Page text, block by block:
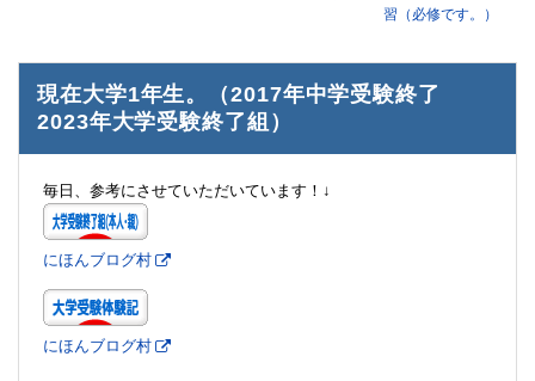
習（必修です。）
現在大学1年生。（2017年中学受験終了
2023年大学受験終了組）
毎日、参考にさせていただいています！↓
にほんブログ村
にほんブログ村